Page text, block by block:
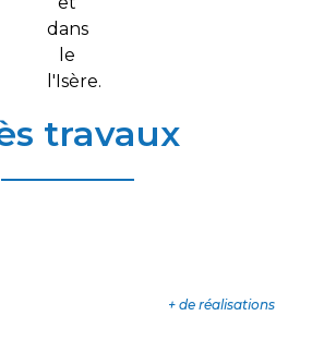
travaux
+ de réalisations